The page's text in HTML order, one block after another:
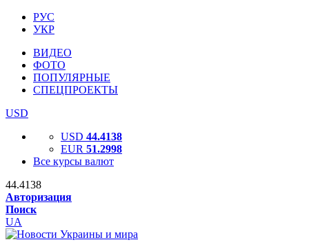
РУС
УКР
ВИДЕО
ФОТО
ПОПУЛЯРНЫЕ
СПЕЦПРОЕКТЫ
USD
USD 44.4138
EUR 51.2998
Все курсы валют
44.4138
Авторизация
Поиск
UA